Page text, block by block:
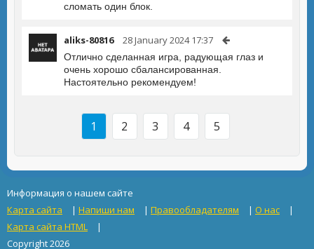
сломать один блок.
aliks-80816 28 January 2024 17:37
Отлично сделанная игра, радующая глаз и
очень хорошо сбалансированная.
Настоятельно рекомендуем!
1 2 3 4 5
Информация о нашем сайте
Карта сайта
| Напиши нам | Правообладателям | О нас
|
Карта сайта HTML
|
Copyright 2026